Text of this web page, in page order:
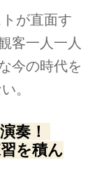
が直面す
客一人一人
今の時代を
。
奏！
を積ん